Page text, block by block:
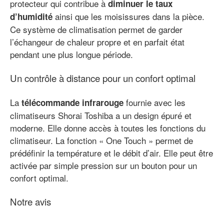
protecteur qui contribue à diminuer le taux
d’humidité ainsi que les moisissures dans la pièce.
Ce système de climatisation permet de garder
l’échangeur de chaleur propre et en parfait état
pendant une plus longue période.
Un contrôle à distance pour un confort optimal
La télécommande infrarouge fournie avec les
climatiseurs Shorai Toshiba a un design épuré et
moderne. Elle donne accès à toutes les fonctions du
climatiseur. La fonction « One Touch » permet de
prédéfinir la température et le débit d’air. Elle peut être
activée par simple pression sur un bouton pour un
confort optimal.
Notre avis